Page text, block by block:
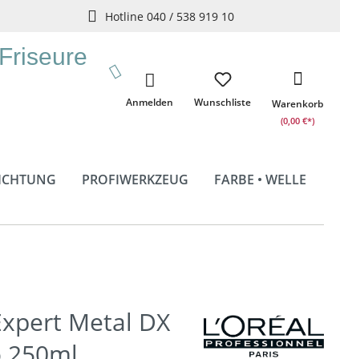
Hotline 040 / 538 919 10
Wunschliste
Anmelden Warenkorb
(0,00 €*)
PROFIWERKZEUG
FARBE • WELLE
Metal DX